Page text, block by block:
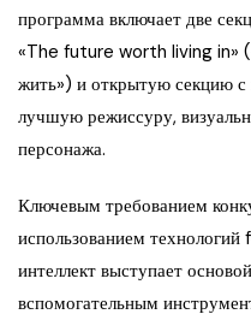
программа включает две
«The future worth living in»
жить») и открытую секцию
лучшую режиссуру,
персонажа.
Ключевым требованием
использованием технологий
интеллект выступает
вспомогательным